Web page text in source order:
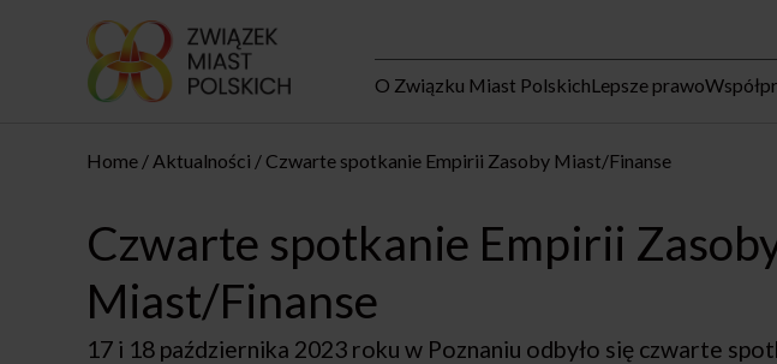
O Związku Miast PolskichLepsze prawo
Home Aktualności Czwarte spotkanie Empirii Zasoby Miast/Finanse
Czwarte spotkanie Empirii
Miast/Finanse
17 i 18 października 2023 roku w Poznaniu odbyło się czwarte